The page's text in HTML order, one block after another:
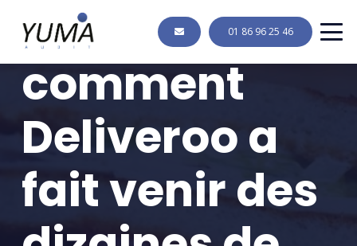
01 86 96 25 46
Kitchens :
comment
Deliveroo a
fait venir des